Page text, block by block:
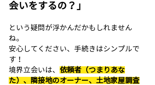
会いをするの？」
という疑問が浮かんだかもしれません
ね。
安心してください、手続きはシンプルで
す！
境界立会いは、 依頼者（つまりあな
た）、隣接地のオーナー、土地家屋調査